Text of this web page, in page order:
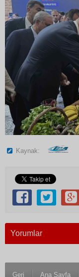
Kaynak:
Yorumlar
Geri Ana Sayfa